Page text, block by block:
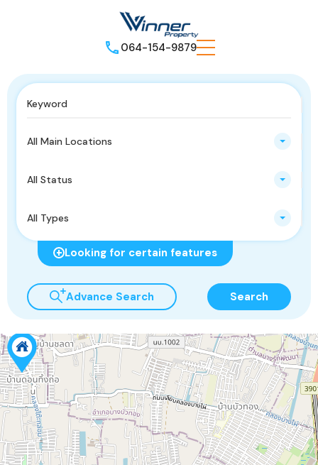
064-154-9879
All Main Locations
All Status
All Types
Looking for certain features
Advance Search Search